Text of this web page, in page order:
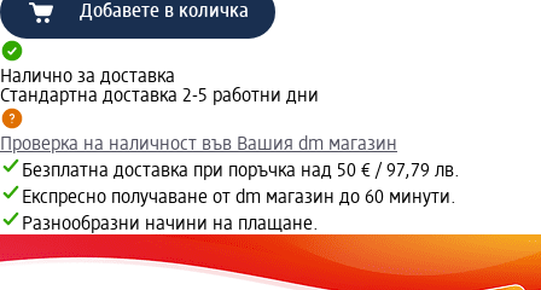
Добавете в количка
Налично за доставка
Стандартна доставка 2-5 работни дни
Проверка на наличност във Вашия dm магазин
Безплатна доставка при поръчка над 50 € / 97,79 лв.
Експресно получаване от dm магазин до 60 минути.
Разнообразни начини на плащане.